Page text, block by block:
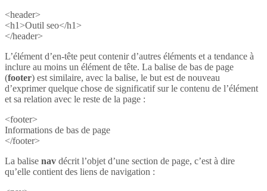
<header>
<h1>Outil seo</h1>
</header>
L’élément d’en-tête peut contenir d’autres éléments et a tendance à
inclure au moins un élément de tête. La balise de bas de page
(footer) est similaire, avec la balise, le but est de nouveau
d’exprimer quelque chose de significatif sur le contenu de l’élément
et sa relation avec le reste de la page :
<footer>
Informations de bas de page
</footer>
La balise nav décrit l’objet d’une section de page, c’est à dire
qu’elle contient des liens de navigation :